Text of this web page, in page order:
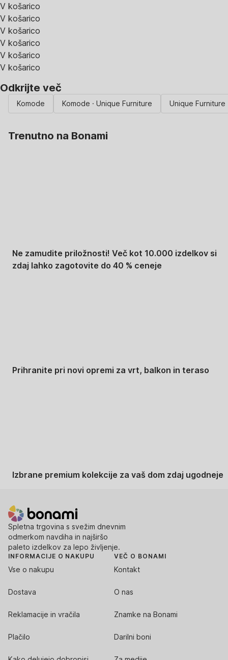
V košarico
V košarico
V košarico
V košarico
V košarico
V košarico
Odkrijte več
Komode Komode · Unique Furniture Unique Furniture
Trenutno na Bonami
Ne zamudite priložnosti! Več kot 10.000 izdelkov si
zdaj lahko zagotovite do 40 % ceneje
Prihranite pri novi opremi za vrt, balkon in teraso
Izbrane premium kolekcije za vaš dom zdaj ugodneje
Spletna trgovina s svežim dnevnim
odmerkom navdiha in najširšo
paleto izdelkov za lepo življenje.
INFORMACIJE O NAKUPU
Vse o nakupu
Dostava
Reklamacije in vračila
Plačilo
VEČ O BONAMI
Kontakt
O nas
Znamke na Bonami
Darilni boni